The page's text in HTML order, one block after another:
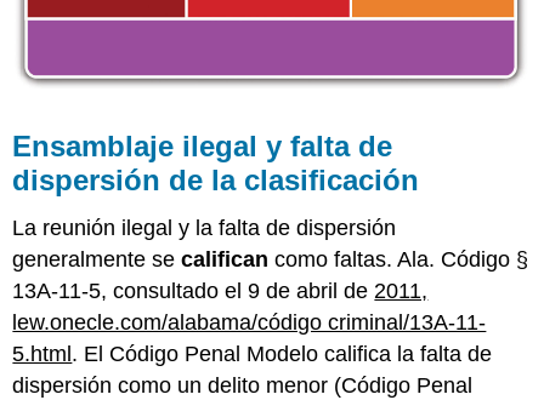
Ensamblaje ilegal y falta de
dispersión de la clasificación
La reunión ilegal y la falta de dispersión
generalmente secalifican como faltas. Ala. Código §
13A-11-5, consultado el 9 de abril de2011,
lew.onecle.com/alabama/código criminal/13A-11-
5.html . El Código Penal Modelo califica la falta de
dispersión como un delito menor (Código Penal